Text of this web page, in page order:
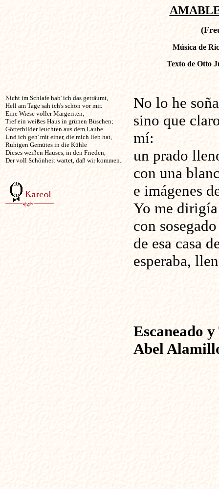
Música de
Texto de Otto
Nicht im Schlafe hab' ich das geträumt,
Hell am Tage sah ich's schön vor mir.
Eine Wiese voller Margeriten;
Tief ein weißes Haus in grünen Büschen;
Götterbilder leuchten aus dem Laube.
Und ich geh' mit einer, die mich lieb hat,
Ruhigen Gemütes in die Kühle
Dieses weißen Hauses, in den Frieden,
Der voll Schönheit wartet, daß wir kommen.
No lo he
sino que
mí:
un prado
con una
e imágenes
Yo me
con
de esa casa
esperaba,
Escaneado
Abel